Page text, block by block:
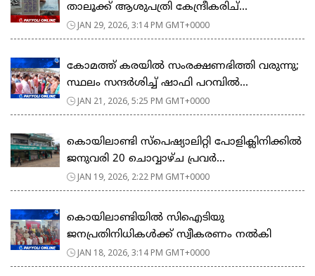
താലൂക്ക് ആശുപത്രി കേന്ദ്രീകരിച്...
JAN 29, 2026, 3:14 PM GMT+0000
കോമത്ത് കരയിൽ സംരക്ഷണഭിത്തി വരുന്നു;
സ്ഥലം സന്ദർശിച്ച് ഷാഫി പറമ്പിൽ...
JAN 21, 2026, 5:25 PM GMT+0000
കൊയിലാണ്ടി സ്പെഷ്യാലിറ്റി പോളിക്ലിനിക്കിൽ
ജനുവരി 20 ചൊവ്വാഴ്ച പ്രവർ...
JAN 19, 2026, 2:22 PM GMT+0000
കൊയിലാണ്ടിയിൽ സിഐടിയു
ജനപ്രതിനിധികൾക്ക് സ്വീകരണം നൽകി
JAN 18, 2026, 3:14 PM GMT+0000